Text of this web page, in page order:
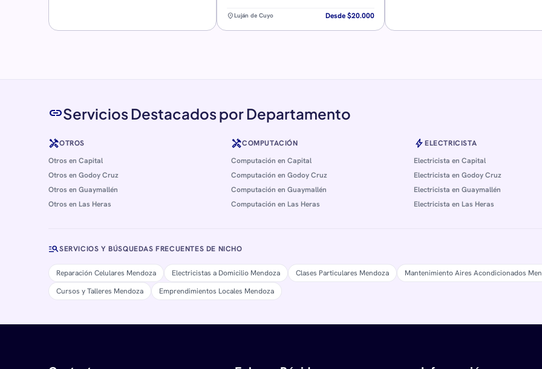
location_onLuján de Cuyo Desde $20.000
linkServicios Destacados por Departamento
handymanOTROS
Otros en Capital
Otros en Godoy Cruz
Otros en Guaymallén
Otros en Las Heras
handymanCOMPUTACIÓN
Computación en Capital
Computación en Godoy Cruz
Computación en Guaymallén
Computación en Las Heras
boltELECTRICISTA
Electricista en Capital
Electricista en Godoy Cruz
Electricista en Guaymallén
Electricista en Las Heras
manage_searchSERVICIOS Y BÚSQUEDAS FRECUENTES DE NICHO
Reparación Celulares Mendoza Electricistas a Domicilio Mendoza Clases Particulares Mendoza Mantenimiento Aires Acondicionados
Cursos y Talleres Mendoza
Emprendimientos Locales Mendoza